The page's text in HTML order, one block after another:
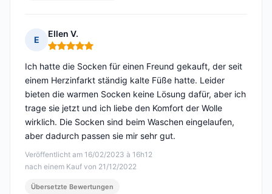
E
Ellen V.
Hinweis: 5 von 5
Veröffentlicht am 16/02/2023 à 16h12
nach einem Kauf von 21/12/2022
Ich hatte die Socken für einen Freund gekauft, der seit
einem Herzinfarkt ständig kalte Füße hatte. Leider
bieten die warmen Socken keine Lösung dafür, aber ich
trage sie jetzt und ich liebe den Komfort der Wolle
wirklich. Die Socken sind beim Waschen eingelaufen,
aber dadurch passen sie mir sehr gut.
Übersetzte Bewertungen